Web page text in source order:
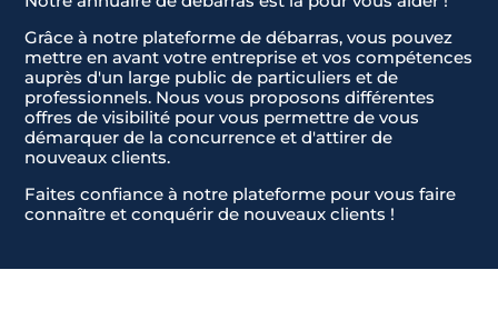
Grâce à notre plateforme de débarras, vous pouvez
mettre en avant votre entreprise et vos compétences
auprès d'un large public de particuliers et de
professionnels. Nous vous proposons différentes
offres de visibilité pour vous permettre de vous
démarquer de la concurrence et d'attirer de
nouveaux clients.
Faites confiance à notre plateforme pour vous faire
connaître et conquérir de nouveaux clients !
JE NE SAIS PAS
e
s
+
1
Envoyer la demande